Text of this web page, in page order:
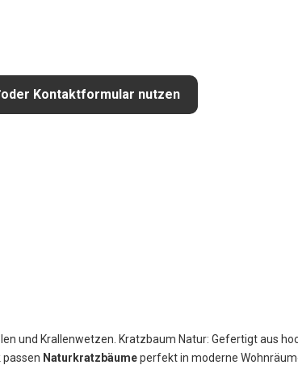
oder Kontaktformular nutzen
und Krallenwetzen. Kratzbaum Natur: Gefertigt aus
passen Naturkratzbäumeperfekt in moderne